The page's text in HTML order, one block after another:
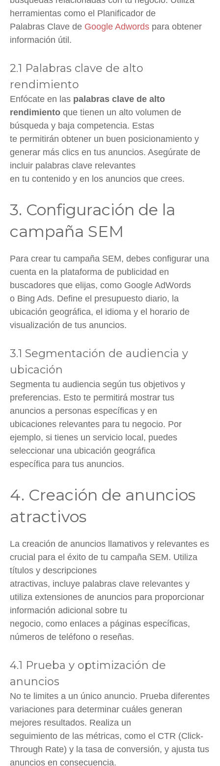
herramientas como el Planificador de
Palabras Clave de Google Adwords para obtener
información útil.
2.1 Palabras clave de alto
rendimiento
Enfócate en las palabras clave de alto
rendimiento que tienen un alto volumen de
búsqueda y baja competencia. Estas
te permitirán obtener un buen posicionamiento y
generar más clics en tus anuncios. Asegúrate de
incluir palabras clave relevantes
en tu contenido y en los anuncios que crees.
3. Configuración de la
campaña SEM
Para crear tu campaña SEM, debes configurar una
cuenta en la plataforma de publicidad en
buscadores que elijas, como Google AdWords
o Bing Ads. Define el presupuesto diario, la
ubicación geográfica, el idioma y el horario de
visualización de tus anuncios.
3.1 Segmentación de audiencia y
ubicación
Segmenta tu audiencia según tus objetivos y
preferencias. Esto te permitirá mostrar tus
anuncios a personas específicas y en
ubicaciones relevantes para tu negocio. Por
ejemplo, si tienes un servicio local, puedes
seleccionar una ubicación geográfica
específica para tus anuncios.
4. Creación de anuncios
atractivos
La creación de anuncios llamativos y relevantes es
crucial para el éxito de tu campaña SEM. Utiliza
títulos y descripciones
atractivas, incluye palabras clave relevantes y
utiliza extensiones de anuncios para proporcionar
información adicional sobre tu
negocio, como enlaces a páginas específicas,
números de teléfono o reseñas.
4.1 Prueba y optimización de
anuncios
No te limites a un único anuncio. Prueba diferentes
variaciones para determinar cuáles generan
mejores resultados. Realiza un
seguimiento de las métricas, como el CTR (Click-
Through Rate) y la tasa de conversión, y ajusta tus
anuncios en consecuencia.